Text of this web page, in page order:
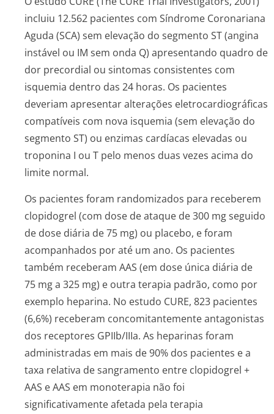
incluiu 12.562 pacientes com Síndrome Coronariana
Aguda (SCA) sem elevação do segmento ST (angina
instável ou IM sem onda Q) apresentando quadro de
dor precordial ou sintomas consistentes com
isquemia dentro das 24 horas. Os pacientes
deveriam apresentar alterações eletrocardiográ­ficas
compatíveis com nova isquemia (sem elevação do
segmento ST) ou enzimas cardíacas elevadas ou
troponina I ou T pelo menos duas vezes acima do
limite normal.
Os pacientes foram randomizados para receberem
clopidogrel (com dose de ataque de 300 mg seguido
de dose diária de 75 mg) ou placebo, e foram
acompanhados por até um ano. Os pacientes
também receberam AAS (em dose única diária de
75 mg a 325 mg) e outra terapia padrão, como por
exemplo heparina. No estudo CURE, 823 pacientes
(6,6%) receberam concomitantemente antagonistas
dos receptores GPIIb/IIIa. As heparinas foram
administradas em mais de 90% dos pacientes e a
taxa relativa de sangramento entre clopidogrel +
AAS e AAS em monoterapia não foi
significativamente afetada pela terapia